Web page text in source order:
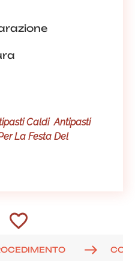
Caldi Antipasti
La Festa Del